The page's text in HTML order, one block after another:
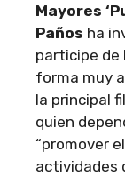
Mayores
Paños ha
participe de
forma muy
la principal
quien
“promover
actividades